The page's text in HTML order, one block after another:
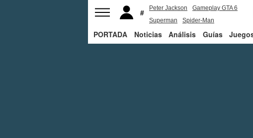
Peter Jackson
Gameplay GTA 6
Superman
Spider-Man
PORTADA Noticias Análisis Guías